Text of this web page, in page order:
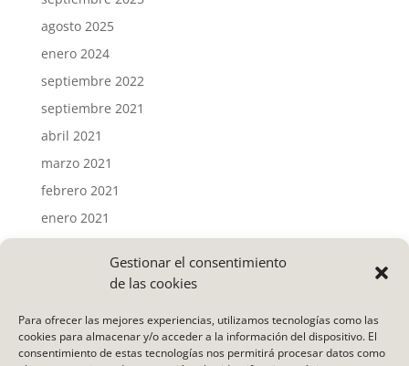
Gestionar el consentimiento
de las cookies
Para ofrecer las mejores experiencias, utilizamos tecnologías como las
cookies para almacenar y/o acceder a la información del dispositivo. El
consentimiento de estas tecnologías nos permitirá procesar datos como
agosto 2025
enero 2024
septiembre 2022
septiembre 2021
abril 2021
marzo 2021
febrero 2021
enero 2021
Categorías
Noticias
Uncategorized